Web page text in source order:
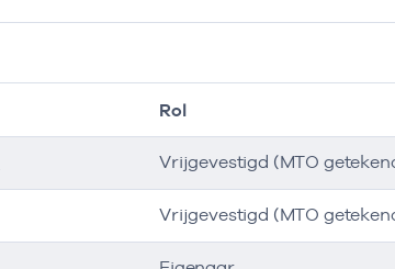
Rol
Vrijgevestigd (MTO
Vrijgevestigd (MTO